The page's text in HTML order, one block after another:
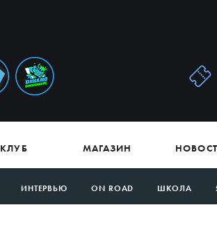
КЛУБ МАГАЗИН
ИНТЕРВЬЮ ON ROAD ШКОЛА